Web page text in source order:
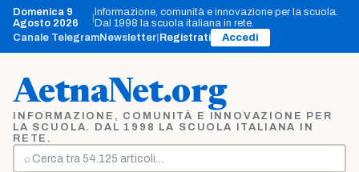
Vai
contenuto
Domenica 9
Agosto 2026
|Informazione, comunità e innovazione per la scuola.
Dal 1998 la scuola italiana in rete.
Canale TelegramNewsletter Registrati Accedi
AetnaNet.org
INFORMAZIONE, COMUNITÀ E INNOVAZIONE PER
LA SCUOLA. DAL 1998 LA SCUOLA ITALIANA IN
RETE.
⌕
Cerca